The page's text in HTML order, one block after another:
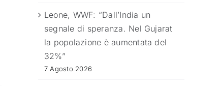
Leone, WWF: “Dall’India un
segnale di speranza. Nel Gujarat
la popolazione è aumentata del
32%”
7 Agosto 2026